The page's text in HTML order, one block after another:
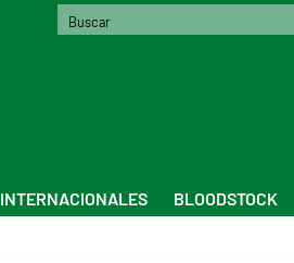
INTERNACIONALES BLOODSTOCK